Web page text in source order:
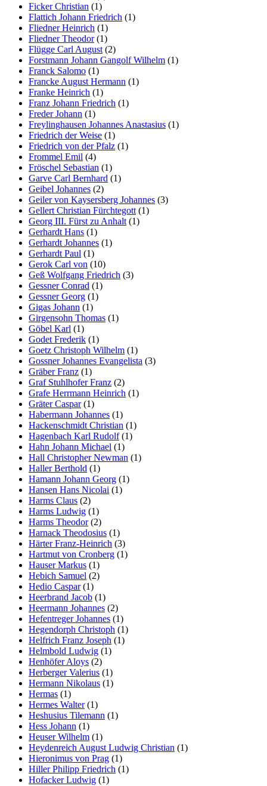
Ficker Christian (1)
Flattich Johann Friedrich (1)
Fliedner Heinrich (1)
Fliedner Theodor(1)
Flügge Carl August (2)
Forstmann Johann Gangolf Wilhelm (1)
Franck Salomo (1)
Francke August Hermann (1)
Franke Heinrich (1)
Franz Johann Friedrich (1)
Freder Johann (1)
Freylinghausen Johannes Anastasius (1)
Friedrich der Weise (1)
Friedrich von der Pfalz (1)
Frommel Emil (4)
Fröschel Sebastian (1)
Garve Carl Bernhard (1)
Geibel Johannes (2)
Geiler von Kaysersberg Johannes (3)
Gellert Christian Fürchtegott (1)
Georg III. Fürst zu Anhalt (1)
Gerhardt Hans (1)
Gerhardt Johannes (1)
Gerhardt Paul (1)
Gerok Carl von (10)
Geß Wolfgang Friedrich (3)
Gessner Conrad (1)
Gessner Georg (1)
Gigas Johann (1)
Girgensohn Thomas (1)
Göbel Karl (1)
Godet Frederik (1)
Goetz Christoph Wilhelm (1)
Gossner Johannes Evangelista (3)
Gräber Franz (1)
Graf Stuhlhofer Franz (2)
Grafe Herrmann Heinrich (1)
Gräter Caspar(1)
Habermann Johannes (1)
Hackenschmidt Christian (1)
Hagenbach Karl Rudolf(1)
Hahn Johann Michael (1)
Hall Christopher Newman (1)
Haller Berthold (1)
Hamann Johann Georg (1)
Hansen Hans Nicolai (1)
Harms Claus (2)
Harms Ludwig (1)
Harms Theodor(2)
Harnack Theodosius (1)
Härter Franz-Heinrich (3)
Hartmut von Cronberg (1)
Hauser Markus (1)
Hebich Samuel (2)
Hedio Caspar(1)
Heerbrand Jacob (1)
Heermann Johannes (2)
Hefentreger Johannes (1)
Hegendorph Christoph (1)
Helfrich Franz Joseph (1)
Helmbold Ludwig (1)
Henhöfer Aloys (2)
Herberger Valerius (1)
Hermann Nikolaus (1)
Hermas (1)
Hermes Walter(1)
Heshusius Tilemann (1)
Hess Johann (1)
Heuser Wilhelm (1)
Heydenreich August Ludwig Christian (1)
Hieronimus von Prag (1)
Hiller Philipp Friedrich (1)
Hofacker Ludwig (1)